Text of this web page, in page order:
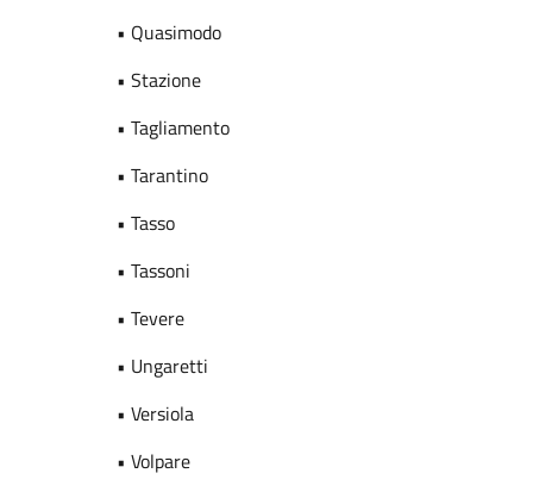
• Quasimodo
• Stazione
• Tagliamento
• Tarantino
• Tasso
• Tassoni
• Tevere
• Ungaretti
• Versiola
• Volpare